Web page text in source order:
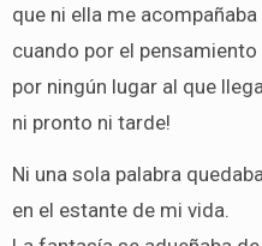
que ni ella me acompañaba
cuando por el pensamiento
por ningún lugar al que
ni pronto ni tarde!
Ni una sola palabra
en el estante de mi vida.